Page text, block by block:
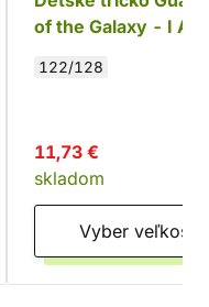
of the Galaxy - I Am
122/128
11,73 €
skladom
Vyber veľkosti